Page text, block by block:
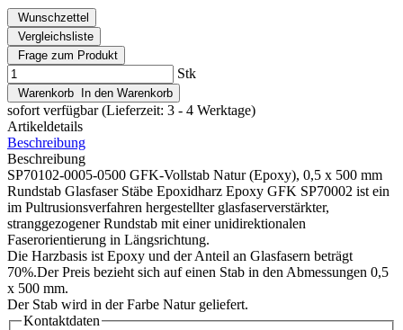
Wunschzettel
Vergleichsliste
Frage zum Produkt
Stk
Warenkorb In den Warenkorb
sofort verfügbar (Lieferzeit: 3 - 4 Werktage)
Artikeldetails
Beschreibung
Beschreibung
SP70102-0005-0500 GFK-Vollstab Natur (Epoxy), 0,5 x 500 mm
Rundstab Glasfaser Stäbe Epoxidharz Epoxy GFK SP70002 ist ein
im Pultrusionsverfahren hergestellter glasfaserverstärkter,
stranggezogener Rundstab mit einer unidirektionalen
Faserorientierung in Längsrichtung.
Die Harzbasis ist Epoxy und der Anteil an Glasfasern beträgt
70%.Der Preis bezieht sich auf einen Stab in den Abmessungen 0,5
x 500 mm.
Der Stab wird in der Farbe Natur geliefert.
Kontaktdaten